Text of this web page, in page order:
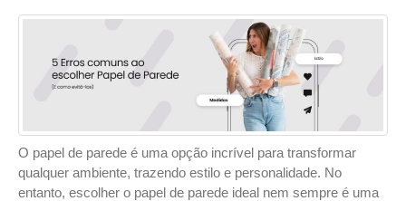
O papel de parede é uma opção incrível para transformar
qualquer ambiente, trazendo estilo e personalidade. No
entanto, escolher o papel de parede ideal nem sempre é uma